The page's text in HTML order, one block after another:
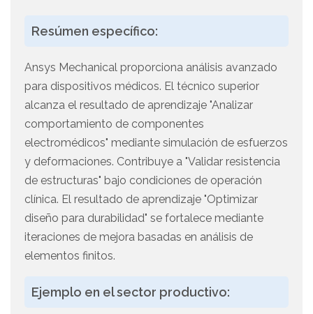
Resúmen específico:
Ansys Mechanical proporciona análisis avanzado
para dispositivos médicos. El técnico superior
alcanza el resultado de aprendizaje "Analizar
comportamiento de componentes
electromédicos" mediante simulación de esfuerzos
y deformaciones. Contribuye a "Validar resistencia
de estructuras" bajo condiciones de operación
clínica. El resultado de aprendizaje "Optimizar
diseño para durabilidad" se fortalece mediante
iteraciones de mejora basadas en análisis de
elementos finitos.
Ejemplo en el sector productivo: